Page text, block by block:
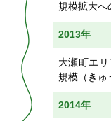
規模拡大へ
2013年
大瀬町エ
規模（きゅ
2014年